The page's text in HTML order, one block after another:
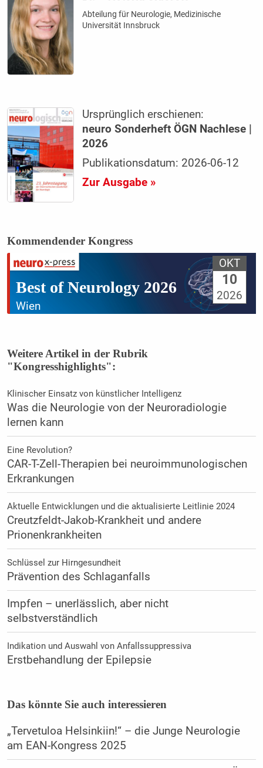
Abteilung für Neurologie, Medizinische
Universität Innsbruck
Ursprünglich erschienen:
neuro Sonderheft ÖGN Nachlese |
2026
Publikationsdatum: 2026-06-12
Zur Ausgabe »
Kommendender Kongress
Best of Neurology 2026
Wien
OKT
10
2026
Weitere Artikel in der Rubrik
"Kongresshighlights":
Klinischer Einsatz von künstlicher Intelligenz
Was die Neurologie von der Neuroradiologie
lernen kann
Eine Revolution?
CAR-T-Zell-Therapien bei neuroimmunologischen
Erkrankungen
Aktuelle Entwicklungen und die aktualisierte Leitlinie 2024
Creutzfeldt-Jakob-Krankheit und andere
Prionenkrankheiten
Schlüssel zur Hirngesundheit
Prävention des Schlaganfalls
Impfen – unerlässlich, aber nicht
selbstverständlich
Indikation und Auswahl von Anfallssuppressiva
Erstbehandlung der Epilepsie
Das könnte Sie auch interessieren
„Tervetuloa Helsinkiin!“ – die Junge Neurologie
am EAN-Kongress 2025